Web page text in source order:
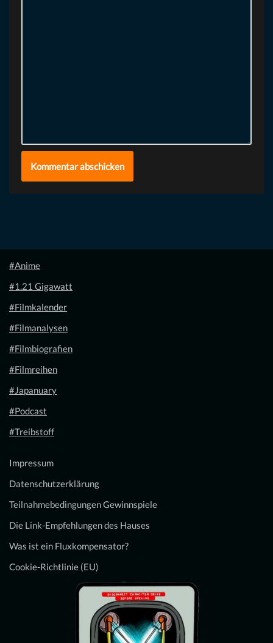
#Anime
#1.21 Gigawatt
#Filmkalender
#Filmanalysen
#Filmbiografien
#Filmreihen
#Japanuary
#Podcast
#Treibstoff
Impressum
Datenschutzerklärung
Teilnahmebedingungen Gewinnspiele
Die Link-Empfehlungen des Hauses
Was ist ein Fluxkompensator?
Cookie-Richtlinie (EU)